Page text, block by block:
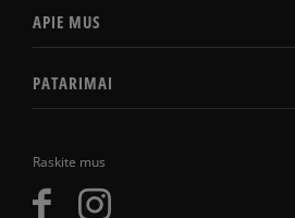
Raskite mus
APIE MUS
PATARIMAI